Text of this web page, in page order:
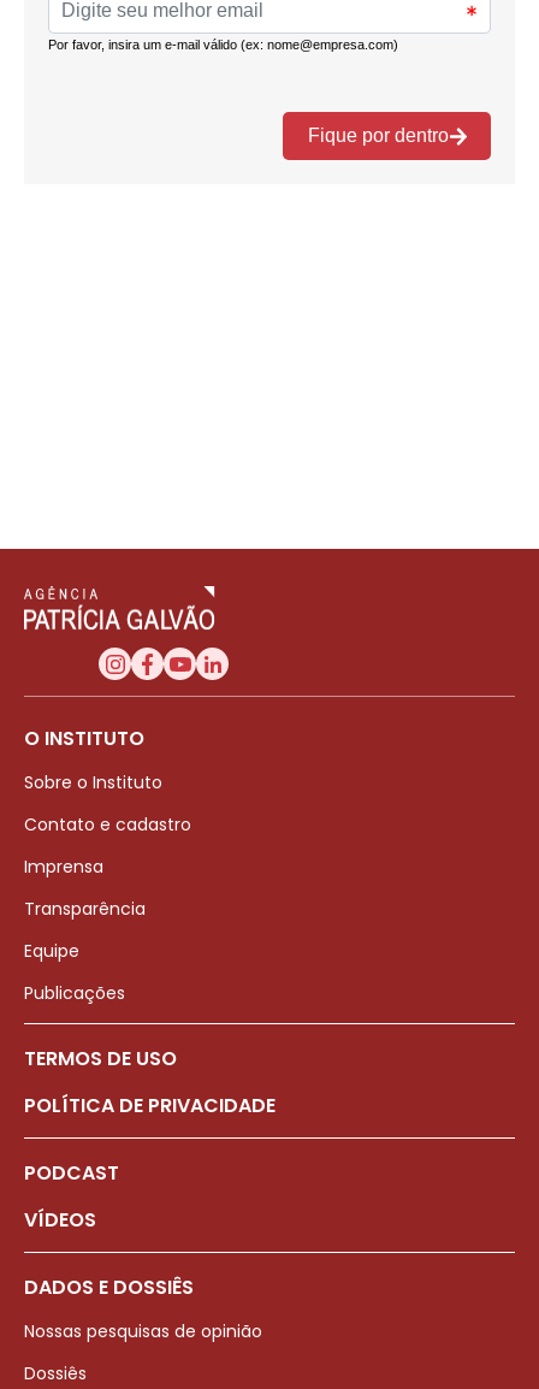
O INSTITUTO
Sobre o Instituto
Contato e cadastro
Imprensa
Transparência
Equipe
Publicações
TERMOS DE USO
POLÍTICA DE PRIVACIDADE
PODCAST
VÍDEOS
DADOS E DOSSIÊS
Nossas pesquisas de opinião
Dossiês